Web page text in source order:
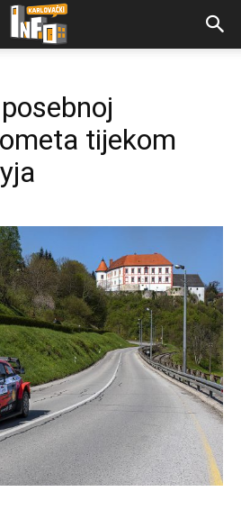
tijekom